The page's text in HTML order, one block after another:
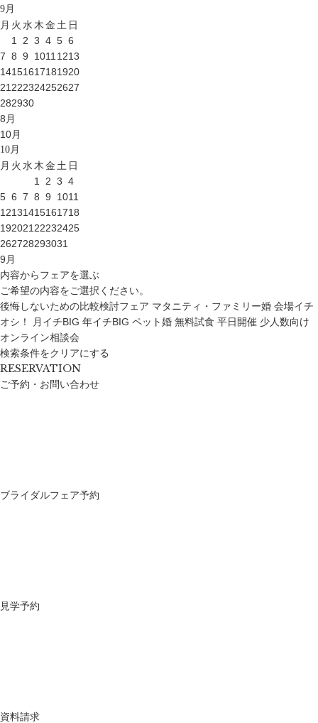
9 月
月 火 水 木金 土 日
1
2 3 4 5 6
7 8 9 1011 1213
14151617181920
21 222324252627
282930
8 月
10月
10 月
月 火 水 木金 土 日
1
2 3 4
5 6 7 8 9 1011
12131415161718
192021 22232425
262728293031
9 月
内容からフェアを選ぶ
ご希望の内容をご選択ください。
後悔しないための比較検討フェア マタニティ・ファミリー婚 会場イチ
オシ！
月イチBIG 年イチBIG ペット婚 無料試食 平日開催 少人数向け
オンライン相談会
検索条件をクリアにする
RESERVATION
ご予約・お問い合わせ
ブライダルフェア予約
見学予約
資料請求